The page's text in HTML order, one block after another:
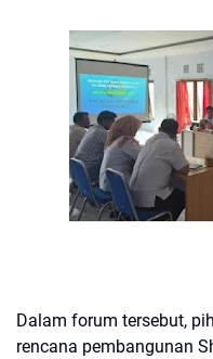
Dalam forum tersebut,
rencana pembangunan